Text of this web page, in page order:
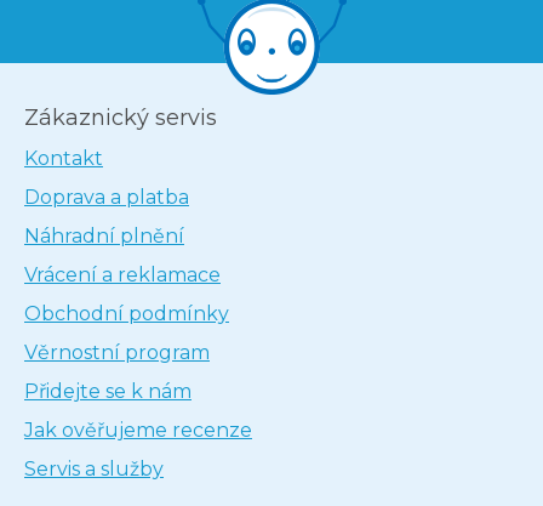
Zákaznický servis
Kontakt
Doprava a platba
Náhradní plnění
Vrácení a reklamace
Obchodní podmínky
Věrnostní program
Přidejte se k nám
Jak ověřujeme recenze
Servis a služby